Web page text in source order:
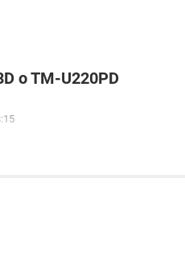
o TM-U220PD